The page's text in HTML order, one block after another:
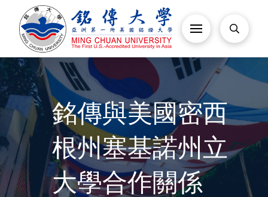
銘傳與美國密西
根州塞基諾州立
大學合作關係